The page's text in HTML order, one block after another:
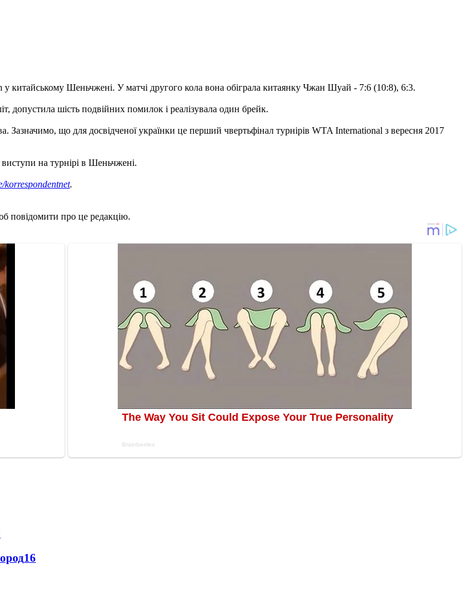
китайському Шеньчжені. У матчі другого кола вона обіграла китаянку Чжан Шуай - 7:6 (10:8), 6:3.
допустила шість подвійних помилок і реалізувала один брейк.
що для досвідченої українки це перший чвертьфінал турнірів WTA International з вересня 2017
на турнірі в Шеньчжені.
korrespondentnet.
повідомити про це редакцію.
16